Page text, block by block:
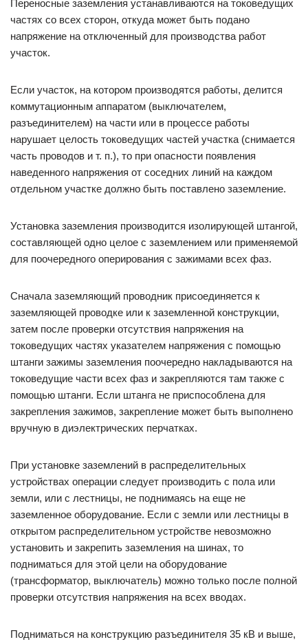
Переносные заземления устанавливаются на токоведущих
частях со всех сторон, откуда может быть подано
напряжение на отключенный для производства работ
участок.
Если участок, на котором производятся работы, делится
коммутационным аппаратом (выключателем,
разъединителем) на части или в процессе работы
нарушает целость токоведущих частей участка (снимается
часть проводов и т. п.), то при опасности появления
наведенного напряжения от соседних линий на каждом
отдельном участке должно быть поставлено заземление.
Установка заземления производится изолирующей штангой,
составляющей одно целое с заземлением или применяемой
для поочередного оперирования с зажимами всех фаз.
Сначала заземляющий проводник присоединяется к
заземляющей проводке или к заземленной конструкции,
затем после проверки отсутствия напряжения на
токоведущих частях указателем напряжения с помощью
штанги зажимы заземления поочередно накладываются на
токоведущие части всех фаз и закрепляются там также с
помощью штанги. Если штанга не приспособлена для
закрепления зажимов, закрепление может быть выполнено
вручную в диэлектрических перчатках.
При установке заземлений в распределительных
устройствах операции следует производить с пола или
земли, или с лестницы, не поднимаясь на еще не
заземленное оборудование. Если с земли или лестницы в
открытом распределительном устройстве невозможно
установить и закрепить заземления на шинах, то
подниматься для этой цели на оборудование
(трансформатор, выключатель) можно только после полной
проверки отсутствия напряжения на всех вводах.
Подниматься на конструкцию разъединителя 35 кВ и выше,